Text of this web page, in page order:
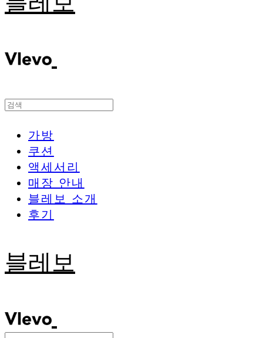
가방
쿠션
액세서리
매장 안내
블레보 소개
후기
블레보